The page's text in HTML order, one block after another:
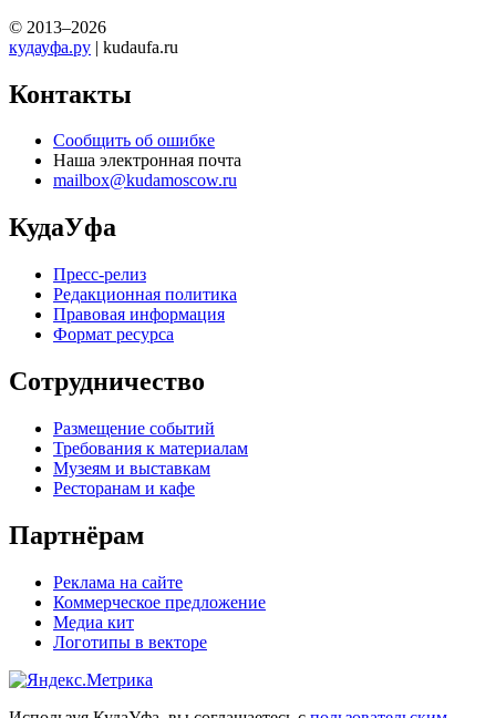
© 2013–2026
кудауфа.ру | kudaufa.ru
Контакты
Сообщить об ошибке
Наша электронная почта
mailbox@kudamoscow.ru
КудаУфа
Пресс-релиз
Редакционная политика
Правовая информация
Формат ресурса
Сотрудничество
Размещение событий
Требования к материалам
Музеям и выставкам
Ресторанам и кафе
Партнёрам
Реклама на сайте
Коммерческое предложение
Медиа кит
Логотипы в векторе